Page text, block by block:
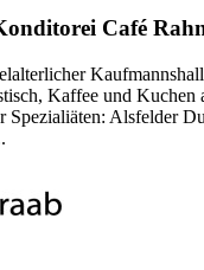
Café
Kaffee und Kuchen
Spezialiäten: Alsfelder